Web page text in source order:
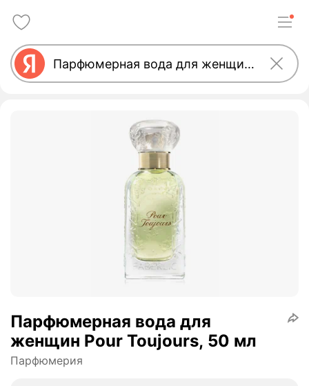
Парфюмерная вода для
женщин Pour Toujours, 50 мл
Парфюмерия